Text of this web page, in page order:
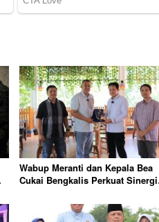
Wabup Meranti dan Kepala Bea
Cukai Bengkalis Perkuat Sinergi